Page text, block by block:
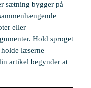
sætning bygger på
eller
Hold sproget
læserne
artikel begynder at